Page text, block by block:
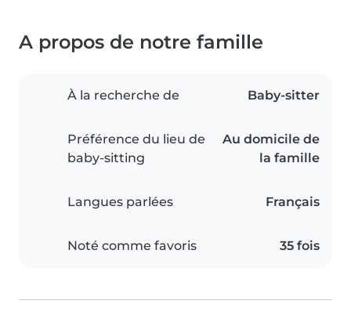
A propos de notre famille
À la recherche de Baby-sitter
Préférence du lieu de
baby-sitting
Au domicile de
la famille
Langues parlées Français
Noté comme favoris 35 fois